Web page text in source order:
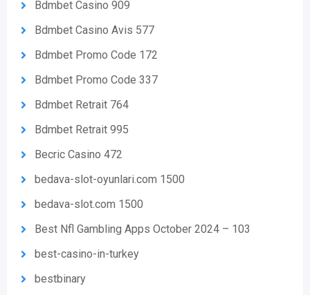
Bdmbet Casino 909
Bdmbet Casino Avis 577
Bdmbet Promo Code 172
Bdmbet Promo Code 337
Bdmbet Retrait 764
Bdmbet Retrait 995
Becric Casino 472
bedava-slot-oyunlari.com 1500
bedava-slot.com 1500
Best Nfl Gambling Apps October 2024 – 103
best-casino-in-turkey
bestbinary